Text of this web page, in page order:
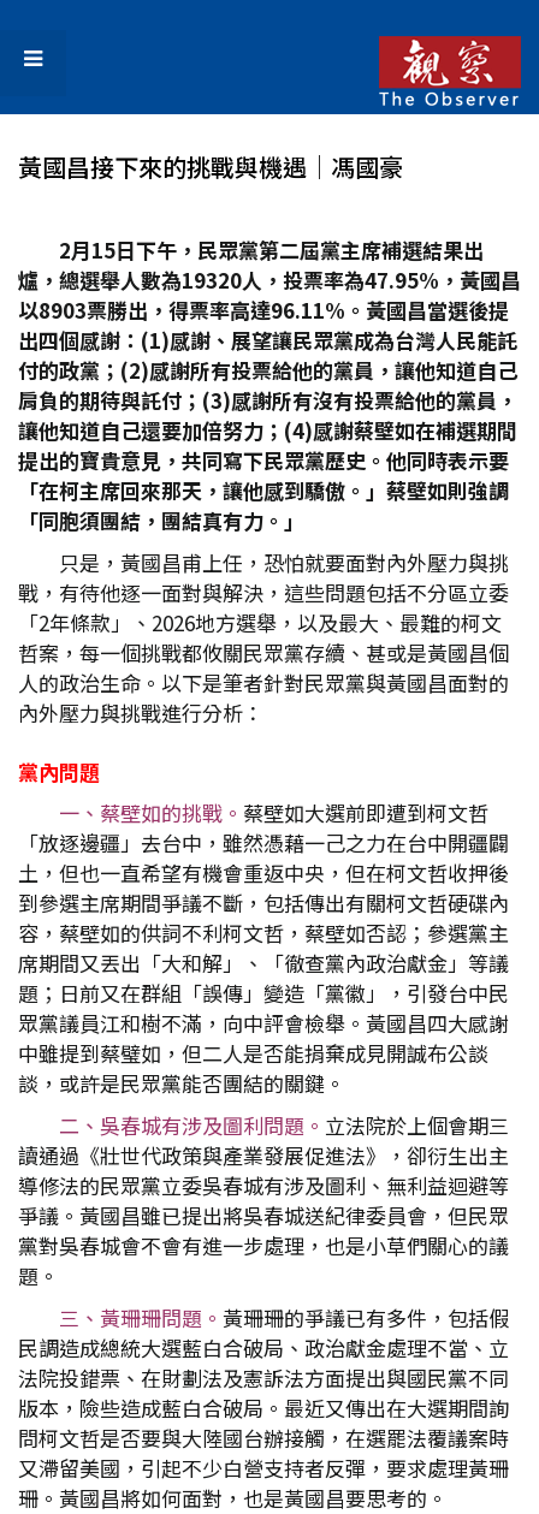
黃國昌接下來的挑戰與機遇│馮國豪
2月15日下午，民眾黨第二屆黨主席補選結果出
爐，總選舉人數為19320人，投票率為47.95% ，黃國昌
以8903票勝出，得票率高達96.11% 。黃國昌當選後提
出四個感謝：(1)感謝、展望讓民眾黨成為台灣人民能託
付的政黨；(2)感謝所有投票給他的黨員，讓他知道自己
肩負的期待與託付；(3)感謝所有沒有投票給他的黨員，
讓他知道自己還要加倍努力；(4)感謝蔡壁如在補選期間
提出的寶貴意見，共同寫下民眾黨歷史。他同時表示要
「在柯主席回來那天，讓他感到驕傲。」蔡壁如則強調
「同胞須團結，團結真有力。」
只是，黃國昌甫上任，恐怕就要面對內外壓力與挑
戰，有待他逐一面對與解決，這些問題包括不分區立委
「2年條款」、2026地方選舉，以及最大、最難的柯文
哲案，每一個挑戰都攸關民眾黨存續、甚或是黃國昌個
人的政治生命。以下是筆者針對民眾黨與黃國昌面對的
內外壓力與挑戰進行分析：
黨內問題
一、蔡壁如的挑戰。 蔡壁如大選前即遭到柯文哲
「放逐邊疆」去台中，雖然憑藉一己之力在台中開疆闢
土，但也一直希望有機會重返中央，但在柯文哲收押後
到參選主席期間爭議不斷，包括傳出有關柯文哲硬碟內
容，蔡壁如的供詞不利柯文哲，蔡壁如否認；參選黨主
席期間又丟出「大和解」、「徹查黨內政治獻金」等議
題；日前又在群組「誤傳」變造「黨徽」，引發台中民
眾黨議員江和樹不滿，向中評會檢舉。黃國昌四大感謝
中雖提到蔡璧如，但二人是否能捐棄成見開誠布公談
談，或許是民眾黨能否團結的關鍵。
二、吳春城有涉及圖利問題。 立法院於上個會期三
讀通過《壯世代政策與產業發展促進法》，卻衍生出主
導修法的民眾黨立委吳春城有涉及圖利、無利益迴避等
爭議。黃國昌雖已提出將吳春城送紀律委員會，但民眾
黨對吳春城會不會有進一步處理，也是小草們關心的議
題。
三、黃珊珊問題。 黃珊珊的爭議已有多件，包括假
民調造成總統大選藍白合破局、政治獻金處理不當、立
法院投錯票、在財劃法及憲訴法方面提出與國民黨不同
版本，險些造成藍白合破局。最近又傳出在大選期間詢
問柯文哲是否要與大陸國台辦接觸，在選罷法覆議案時
又滯留美國，引起不少白營支持者反彈，要求處理黃珊
珊。黃國昌將如何面對，也是黃國昌要思考的。